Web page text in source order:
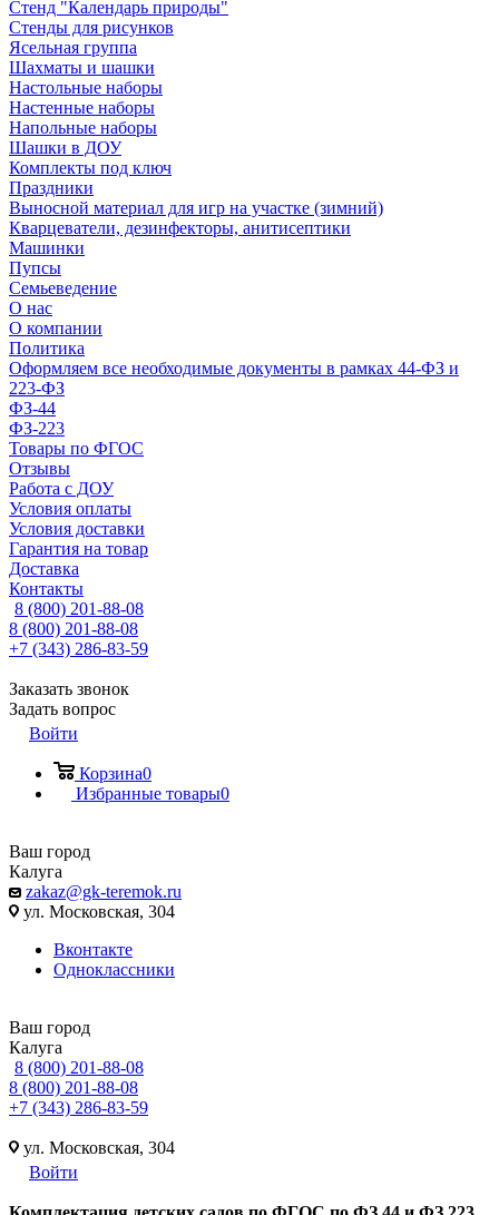
Стенд "Календарь природы"
Стенды для рисунков
Ясельная группа
Шахматы и шашки
Настольные наборы
Настенные наборы
Напольные наборы
Шашки в ДОУ
Комплекты под ключ
Праздники
Выносной материал для игр на участке (зимний)
Кварцеватели, дезинфекторы, анитисептики
Машинки
Пупсы
Семьеведение
О нас
О компании
Политика
Оформляем все необходимые документы в рамках 44-ФЗ и
223-ФЗ
ФЗ-44
ФЗ-223
Товары по ФГОС
Отзывы
Работа с ДОУ
Условия оплаты
Условия доставки
Гарантия на товар
Доставка
Контакты
8 (800) 201-88-08
8 (800) 201-88-08
+7 (343) 286-83-59
Заказать звонок
Задать вопрос
Войти
Корзина0
Избранные товары0
Ваш город
Калуга
zakaz@gk-teremok.ru
ул. Московская, 304
Вконтакте
Одноклассники
Ваш город
Калуга
8 (800) 201-88-08
8 (800) 201-88-08
+7 (343) 286-83-59
ул. Московская, 304
Войти